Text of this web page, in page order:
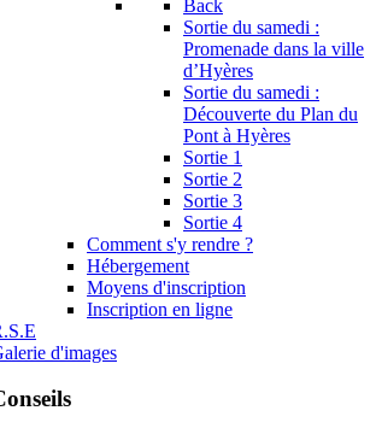
Back
Sortie du samedi :
Promenade dans la ville
d’Hyères
Sortie du samedi :
Découverte du Plan du
Pont à Hyères
Sortie 1
Sortie 2
Sortie 3
Sortie 4
Comment s'y rendre ?
Hébergement
Moyens d'inscription
Inscription en ligne
d'images